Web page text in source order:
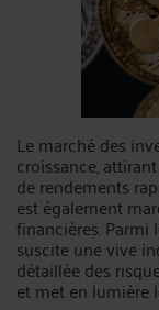
Le marché des
croissance,
de rendements
est également
financières. Parmi
suscite une vive
détaillée des
et met en lumière